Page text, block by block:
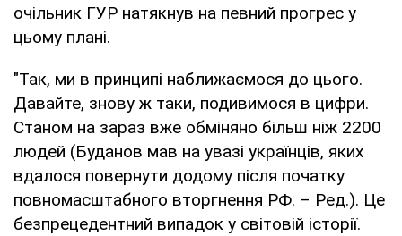
очільник ГУР натякнув на певний прогрес у
цьому плані.
"Так, ми в принципі наближаємося до цього.
Давайте, знову ж таки, подивимося в цифри.
Станом на зараз вже обміняно більш ніж 2200
людей (Буданов мав на увазі українців, яких
вдалося повернути додому після початку
повномасштабного вторгнення РФ. – Ред.). Це
безпрецедентний випадок у світовій історії.